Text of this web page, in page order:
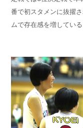
番で初スタメンに抜擢
ムで存在感を増している